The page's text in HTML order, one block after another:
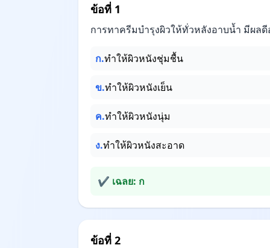
ข้อที่ 1
การทาครีมบำรุงผิวให้ทั่วหลังอาบน้ำ มีผลดี
ก.ทำให้ผิวหนังชุ่มชื้น
ข.ทำให้ผิวหนังเย็น
ค.ทำให้ผิวหนังนุ่ม
ง.ทำให้ผิวหนังสะอาด
✔ เฉลย: ก
ข้อที่ 2